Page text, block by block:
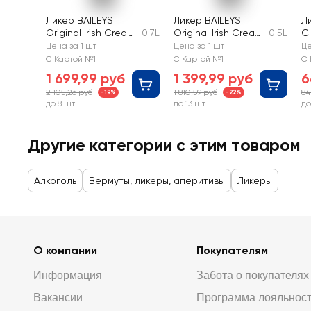
Ликер BAILEYS
Original Irish Cream
17%, эмульсионный
0.7L
Цена за 1 шт
С Картой №1
1 699,99 руб
2 105,26 руб -19%
до 8 шт
Ликер BAILEYS
Original Irish Cream
сливочный
эмульсионный 17%
0.5L
Цена за 1 шт
С Картой №1
1 399,99 руб
1 810,59 руб -22%
до 13 шт
С
Другие категории с этим товаром
Алкоголь Вермуты, ликеры, аперитивы Ликеры
О компании
Информация
Вакансии
Покупателям
Забота о покупателях
Программа